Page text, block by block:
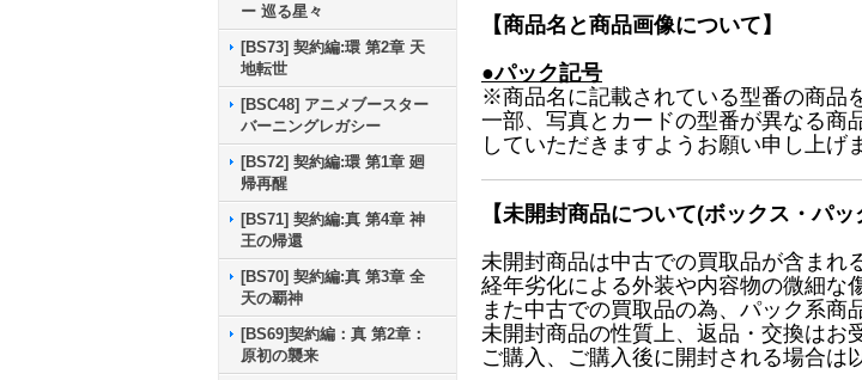
ー 巡る星々
[BS73] 契約編:環 第2章 天
地転世
[BSC48] アニメブースター
バーニングレガシー
[BS72] 契約編:環 第1章 廻
帰再醒
[BS71] 契約編:真 第4章 神
王の帰還
[BS70] 契約編:真 第3章 全
天の覇神
[BS69]契約編：真 第2章：
原初の襲来
【商品名と商品画像について】
●パック記号
※商品名に記載されている型番の商品
一部、写真とカードの型番が異なる商
していただきますようお願い申し上げ
【未開封商品について(ボックス・パ
未開封商品は中古での買取品が含まれ
経年劣化による外装や内容物の微細な
また中古での買取品の為、パック系商
未開封商品の性質上、返品・交換はお
ご購入、ご購入後に開封される場合は